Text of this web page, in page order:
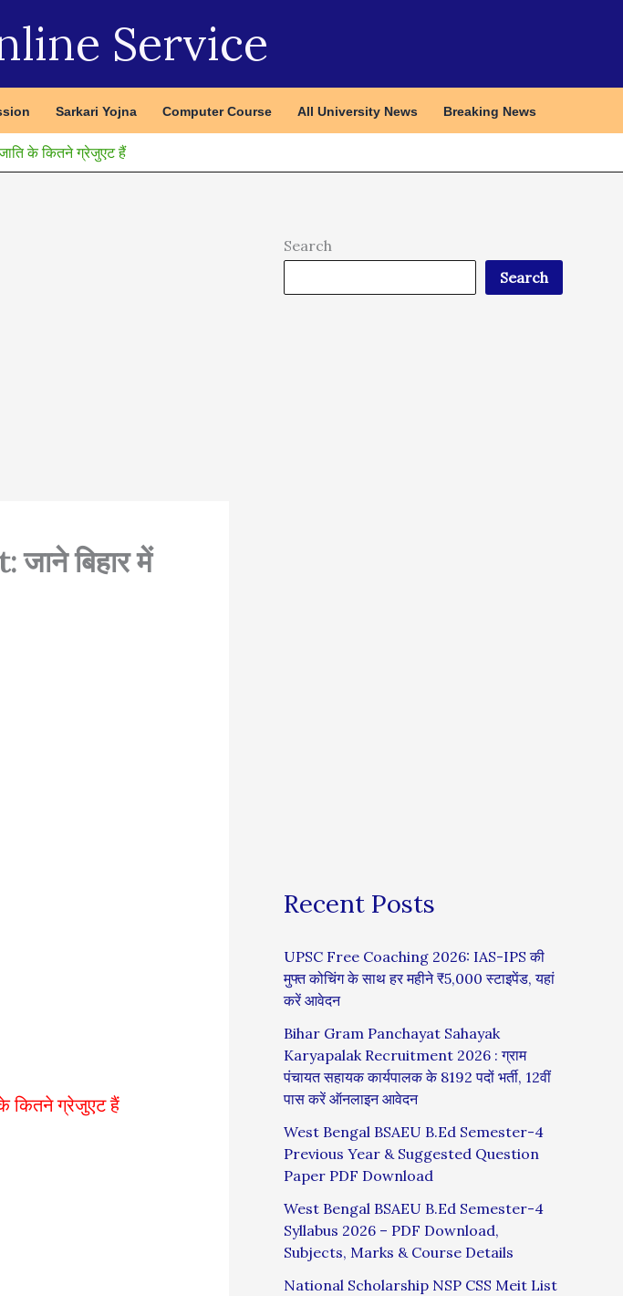
Service
Sarkari Yojna Computer Course All University News Breaking News
के कितने ग्रेजुएट हैं
बिहार में
कितने ग्रेजुएट हैं
Search
Search
Recent Posts
UPSC Free Coaching 2026: IAS-IPS की
मुफ्त कोचिंग के साथ हर महीने ₹5,000 स्टाइपेंड, यहां
करें आवेदन
Bihar Gram Panchayat Sahayak
Karyapalak Recruitment 2026 : ग्राम
पंचायत सहायक कार्यपालक के 8192 पदों भर्ती, 12वीं
पास करें ऑनलाइन आवेदन
West Bengal BSAEU B.Ed Semester-4
Previous Year & Suggested Question
Paper PDF Download
West Bengal BSAEU B.Ed Semester-4
Syllabus 2026 – PDF Download,
Subjects, Marks & Course Details
National Scholarship NSP CSS Meit List